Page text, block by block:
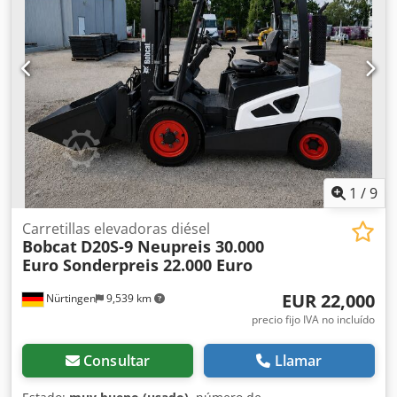
Equipamiento: sistema de cambio rápido mecánico
Función adicional: Sin certificación ni registro CE Sin
documentación
1 /9
Nürtingen 9,539 km
Carretillas elevadoras diésel
Bobcat D20S-9 Neupreis 30.000
Euro Sonderpreis 22.000 Euro
EUR 22,000
precio fijo IVA no incluído
Consultar Llamar